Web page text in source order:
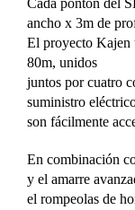
Cada pontón del
ancho x 3m de
El proyecto Kajen
80m, unidos
juntos por cuatro
suministro
son fácilmente
En combinación
y el amarre
el rompeolas de